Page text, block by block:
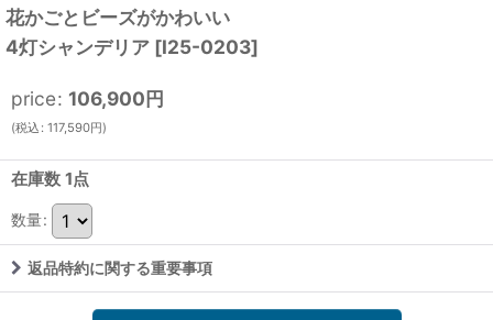
花かごとビーズがかわいい
4灯シャンデリア [I25-0203]
price: 106,900円
(税込 : 117,590円)
在庫数 1点
数量:
返品特約に関する重要事項